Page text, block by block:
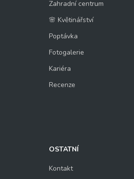
Zahradní centrum
🌸 Květinářství
Poptávka
Fotogalerie
Kariéra
Recenze
OSTATNÍ
Kontakt